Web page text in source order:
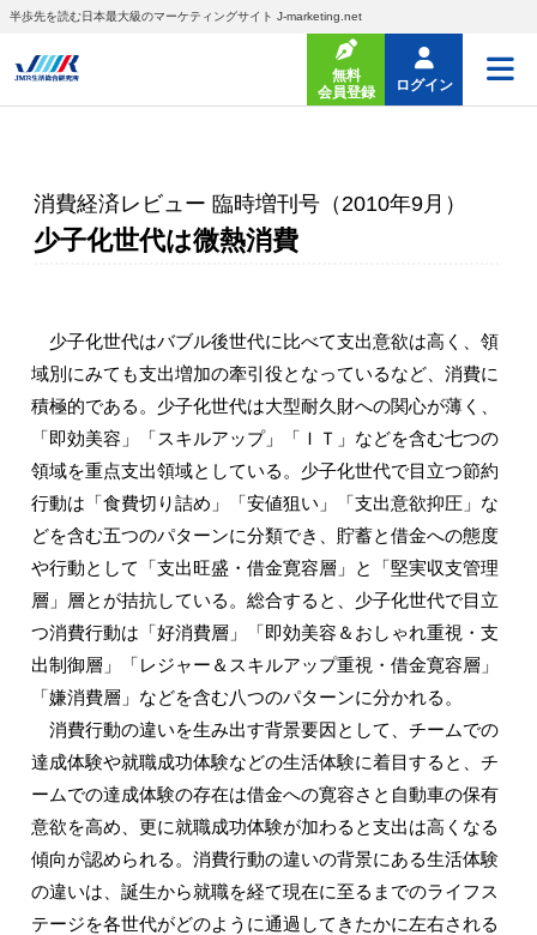
半歩先を読む日本最大級のマーケティングサイト J-marketing.net
無料
会員登録
ログイン
消費経済レビュー 臨時増刊号（2010年9月）
少子化世代は微熱消費
少子化世代はバブル後世代に比べて支出意欲は高く、領
域別にみても支出増加の牽引役となっているなど、消費に
積極的である。少子化世代は大型耐久財への関心が薄く、
「即効美容」「スキルアップ」「ＩＴ」などを含む七つの
領域を重点支出領域としている。少子化世代で目立つ節約
行動は「食費切り詰め」「安値狙い」「支出意欲抑圧」な
どを含む五つのパターンに分類でき、貯蓄と借金への態度
や行動として「支出旺盛・借金寛容層」と「堅実収支管理
層」層とが拮抗している。総合すると、少子化世代で目立
つ消費行動は「好消費層」「即効美容＆おしゃれ重視・支
出制御層」「レジャー＆スキルアップ重視・借金寛容層」
「嫌消費層」などを含む八つのパターンに分かれる。
消費行動の違いを生み出す背景要因として、チームでの
達成体験や就職成功体験などの生活体験に着目すると、チ
ームでの達成体験の存在は借金への寛容さと自動車の保有
意欲を高め、更に就職成功体験が加わると支出は高くなる
傾向が認められる。消費行動の違いの背景にある生活体験
の違いは、誕生から就職を経て現在に至るまでのライフス
テージを各世代がどのように通過してきたかに左右される